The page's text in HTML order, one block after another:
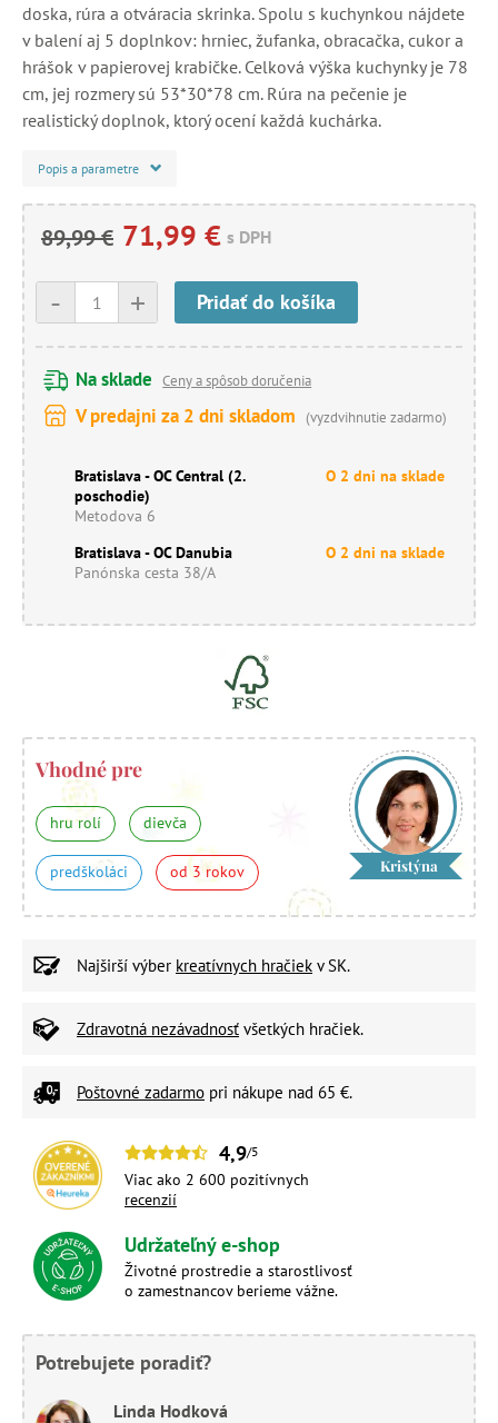
doska, rúra a otváracia skrinka. Spolu s kuchynkou nájdete
v balení aj 5 doplnkov: hrniec, žufanka, obracačka, cukor a
hrášok v papierovej krabičke. Celková výška kuchynky je 78
cm, jej rozmery sú 53*30*78 cm. Rúra na pečenie je
realistický doplnok, ktorý ocení každá kuchárka.
Popis a parametre
89,99 € 71,99 € s DPH
+
- Pridať do košíka
Na sklade Ceny a spôsob doručenia
V predajni za 2 dni skladom (vyzdvihnutie zadarmo)
Bratislava - OC Central (2.
poschodie)
Metodova 6
O 2 dni na sklade
Bratislava - OC Danubia
Panónska cesta 38/A
O 2 dni na sklade
Vhodné pre
hru rolí dievča
predškoláci od 3 rokov Kristýna
Najširší výber kreatívnych hračiek v SK.
Zdravotná nezávadnosť všetkých hračiek.
Poštovné zadarmo pri nákupe nad 65 €.
4,9/5
Viac ako 2 600 pozitívnych
recenzií
Udržateľný e-shop
Životné prostredie a starostlivosť
o zamestnancov berieme vážne.
Potrebujete poradiť?
Linda Hodková